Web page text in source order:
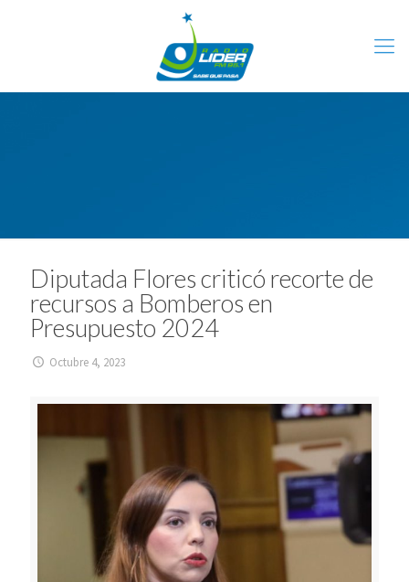
Diputada Flores criticó recorte de
recursos a Bomberos en
Presupuesto 2024
Octubre 4, 2023